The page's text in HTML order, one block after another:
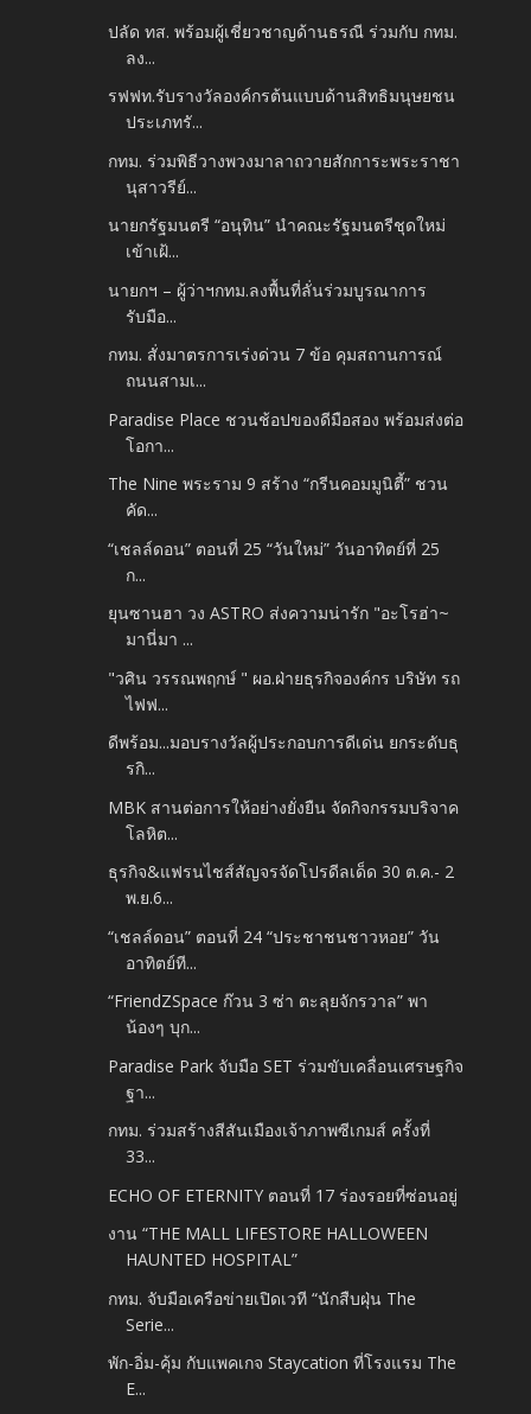
ปลัด ทส. พร้อมผู้เชี่ยวชาญด้านธรณี ร่วมกับ กทม.
ลง...
รฟฟท.รับรางวัลองค์กรต้นแบบด้านสิทธิมนุษยชน
ประเภทรั...
กทม. ร่วมพิธีวางพวงมาลาถวายสักการะพระราชา
นุสาวรีย์...
นายกรัฐมนตรี “อนุทิน” นำคณะรัฐมนตรีชุดใหม่
เข้าเฝ้...
นายกฯ – ผู้ว่าฯกทม.ลงพื้นที่ลั่นร่วมบูรณาการ
รับมือ...
กทม. สั่งมาตรการเร่งด่วน 7 ข้อ คุมสถานการณ์
ถนนสามเ...
Paradise Place ชวนช้อปของดีมือสอง พร้อมส่งต่อ
โอกา...
The Nine พระราม 9 สร้าง “กรีนคอมมูนิตี้” ชวน
คัด...
“เชลล์ดอน” ตอนที่ 25 “วันใหม่” วันอาทิตย์ที่ 25
ก...
ยุนซานฮา วง ASTRO ส่งความน่ารัก "อะโรฮ่า~
มานี่มา ...
"วศิน วรรณพฤกษ์ " ผอ.ฝ่ายธุรกิจองค์กร บริษัท รถ
ไฟฟ...
ดีพร้อม...มอบรางวัลผู้ประกอบการดีเด่น ยกระดับธุ
รกิ...
MBK สานต่อการให้อย่างยั่งยืน จัดกิจกรรมบริจาค
โลหิต...
ธุรกิจ&แฟรนไชส์สัญจรจัดโปรดีลเด็ด 30 ต.ค.- 2
พ.ย.6...
“เชลล์ดอน” ตอนที่ 24 “ประชาชนชาวหอย” วัน
อาทิตย์ที...
“FriendZSpace ก๊วน 3 ซ่า ตะลุยจักรวาล” พา
น้องๆ บุก...
Paradise Park จับมือ SET ร่วมขับเคลื่อนเศรษฐกิจ
ฐา...
กทม. ร่วมสร้างสีสันเมืองเจ้าภาพซีเกมส์ ครั้งที่
33...
ECHO OF ETERNITY ตอนที่ 17 ร่องรอยที่ซ่อนอยู่
งาน “THE MALL LIFESTORE HALLOWEEN
HAUNTED HOSPITAL”
กทม. จับมือเครือข่ายเปิดเวที “นักสืบฝุ่น The
Serie...
พัก-อิ่ม-คุ้ม กับแพคเกจ Staycation ที่โรงแรม The
E...